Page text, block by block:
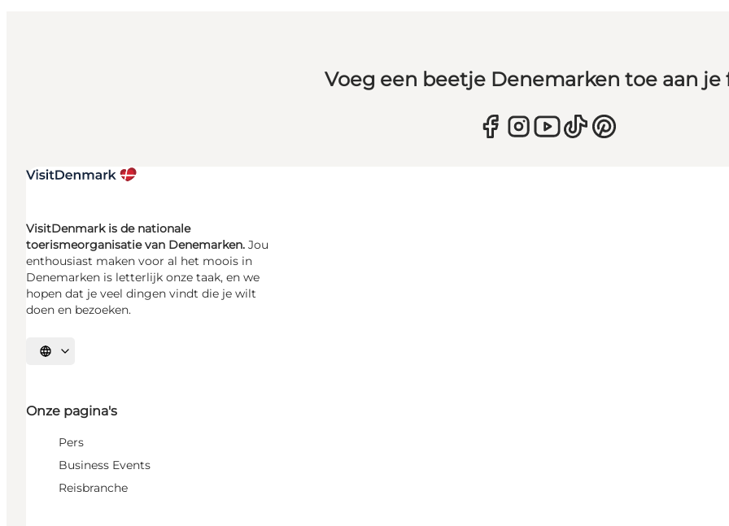
Voeg een beetje Denemarken toe aan je
VisitDenmark is de nationale
toerismeorganisatie van Denemarken. Jou
enthousiast maken voor al het moois in
Denemarken is letterlijk onze taak, en we
hopen dat je veel dingen vindt die je wilt
doen en bezoeken.
Selecteer taal
Onze pagina's
Pers
Business Events
Reisbranche